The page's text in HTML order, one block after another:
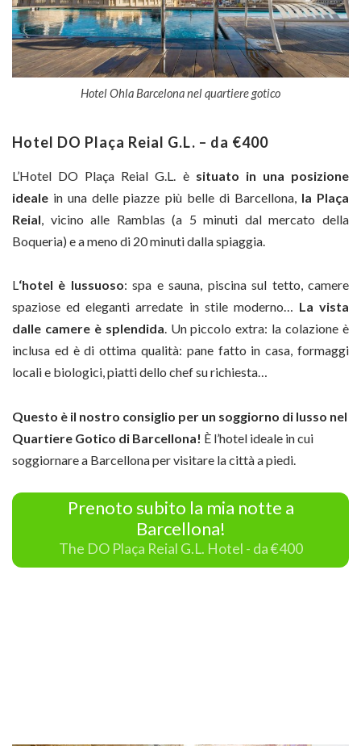
Hotel Ohla Barcelona nel quartiere gotico
Hotel DO Plaça Reial G.L. – da €400
L’Hotel DO Plaça Reial G.L. è situato in una posizione
ideale in una delle piazze più belle di Barcellona, la Plaça
Reial, vicino alle Ramblas (a 5 minuti dal mercato della
Boqueria) e a meno di 20 minuti dalla spiaggia.
L‘hotel è lussuoso: spa e sauna, piscina sul tetto, camere
spaziose ed eleganti arredate in stile moderno… La vista
dalle camere è splendida. Un piccolo extra: la colazione è
inclusa ed è di ottima qualità: pane fatto in casa, formaggi
locali e biologici, piatti dello chef su richiesta…
Questo è il nostro consiglio per un soggiorno di lusso nel
Quartiere Gotico di Barcellona! È l’hotel ideale in cui
soggiornare a Barcellona per visitare la città a piedi.
Prenoto subito la mia notte a
Barcellona!
The DO Plaça Reial G.L. Hotel - da €400